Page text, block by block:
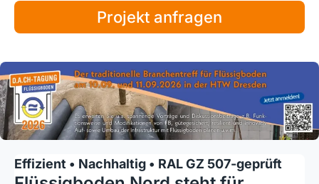
Projekt anfragen
Effizient • Nachhaltig • RAL GZ 507-geprüft